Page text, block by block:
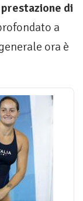
di
a
ora è